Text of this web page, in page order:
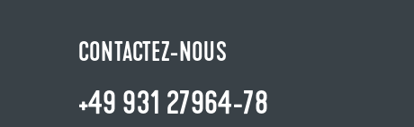
CONTACTEZ-NOUS
+49 931 27964-78